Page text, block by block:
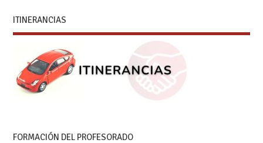
ITINERANCIAS
FORMACIÓN DEL PROFESORADO